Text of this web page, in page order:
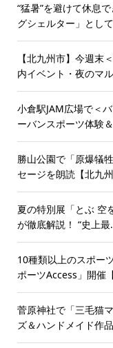
“猛暑”を避けて休息
グシェルター」とし
【北九州市】今週末
内イベント・夜のマ
小倉駅JAM広場で＜
ーバンスポーツ体験
勝山公園で「原爆犠
セージを朗読【北九
夏の特別展「とぶ 空
が徹底解説！ “史上最
10種類以上のスポー
ポーツAccess」開催
菅原神社で「三毛猫
ズ＆ハンドメイド作